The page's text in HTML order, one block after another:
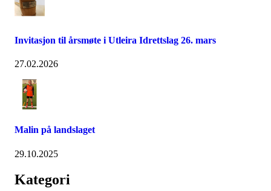
Invitasjon til årsmøte i Utleira Idrettslag 26. mars
27.02.2026
Malin på landslaget
29.10.2025
Kategori